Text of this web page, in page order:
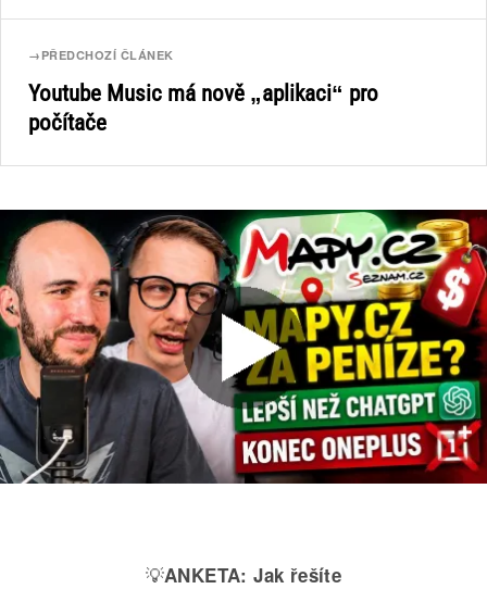
→ PŘEDCHOZÍ ČLÁNEK
Youtube Music má nově „aplikaci“ pro
počítače
💡ANKETA: Jak řešíte